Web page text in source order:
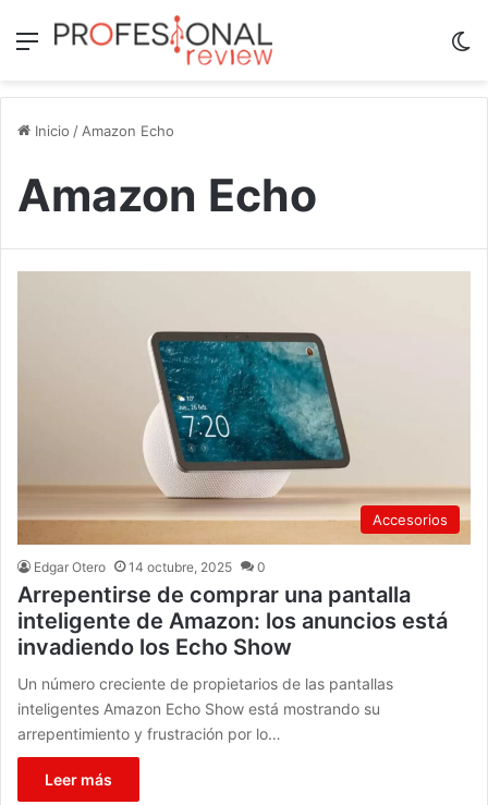
Menú
Inicio /Amazon Echo
Amazon Echo
Accesorios
Edgar Otero 14 octubre, 2025 0
Arrepentirse de comprar una pantalla
inteligente de Amazon: los anuncios está
invadiendo los Echo Show
Un número creciente de propietarios de las pantallas
inteligentes Amazon Echo Show está mostrando su
arrepentimiento y frustración por lo…
Leer más